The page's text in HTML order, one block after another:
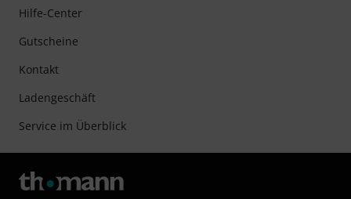
Hilfe-Center
Gutscheine
Kontakt
Ladengeschäft
Service im Überblick